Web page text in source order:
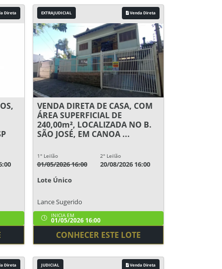
Direta EXTRAJUDICIAL Venda Direta
VENDA DIRETA DE CASA, COM
ÁREA SUPERFICIAL DE
240,00m², LOCALIZADA NO B.
SÃO JOSÉ, EM CANOA ...
1° Leilão
01/05/2026 16:00
2° Leilão
20/08/2026 16:00
Lote Único
Lance Sugerido
INICIA EM
01/05/2026 16:00
CONHECER ESTE LOTE
Direta JUDICIAL Venda Direta